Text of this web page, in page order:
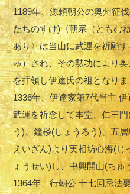
1189年、源頼朝公の奥州征
たちのすけ)〈朝宗（ともむ
あり〉は当山に武運を祈願
ゅ）され、その勲功により
を拝領し伊達氏の祖となりま
1336年、伊達家第7代当主
武運を祈念して本堂、仁王
う)、鐘楼(しょうろう)、五
えいざん)より実相坊心海(じ
ょうせい)し、中興開山(ちゅ
1364年、行朝公 十七回忌法